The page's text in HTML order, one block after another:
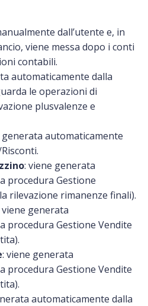
dall’utente e, in
viene messa dopo i conti
contabili.
automaticamente dalla
le operazioni di
plusvalenze e
generata automaticamente
: viene generata
procedura Gestione
rilevazione rimanenze finali).
viene generata
procedura Gestione Vendite
: viene generata
procedura Gestione Vendite
automaticamente dalla